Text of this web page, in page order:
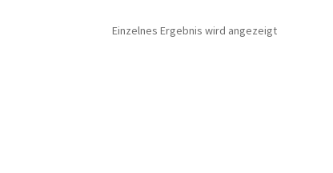
Einzelnes Ergebnis wird angezeigt